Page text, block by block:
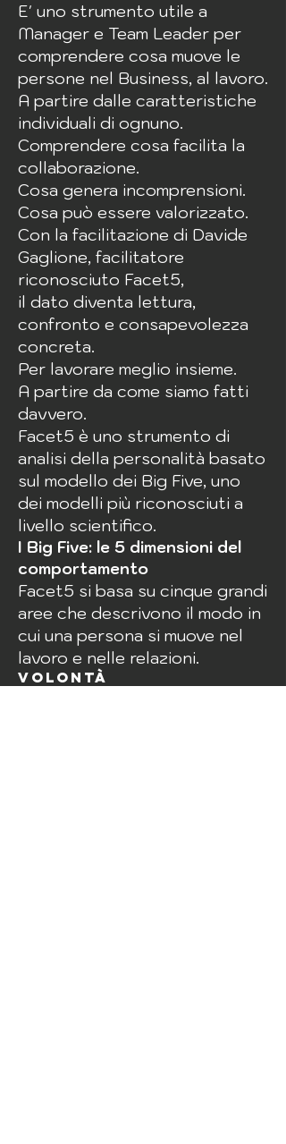
E' uno strumento utile a
Manager e Team Leader per
comprendere cosa muove le
persone nel Business, al lavoro.
A partire dalle caratteristiche
individuali di ognuno.
Comprendere cosa facilita la
collaborazione.
Cosa genera incomprensioni.
Cosa può essere valorizzato.
Con la facilitazione di Davide
Gaglione, facilitatore
riconosciuto Facet5,
il dato diventa lettura,
confronto e consapevolezza
concreta.
Per lavorare meglio insieme.
A partire da come siamo fatti
davvero.
Facet5 è uno strumento di
analisi della personalità basato
sul modello dei Big Five, uno
dei modelli più riconosciuti a
livello scientifico.
I Big Five: le 5 dimensioni del
comportamento
Facet5 si basa su cinque grandi
aree che descrivono il modo in
cui una persona si muove nel
lavoro e nelle relazioni.
Volontà